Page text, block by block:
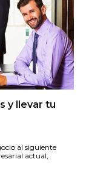
y llevar tu
al siguiente
actual,